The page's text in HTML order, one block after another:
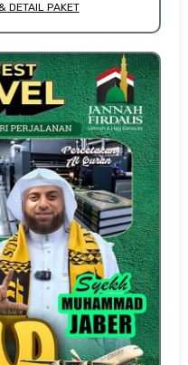
DETAIL PAKET